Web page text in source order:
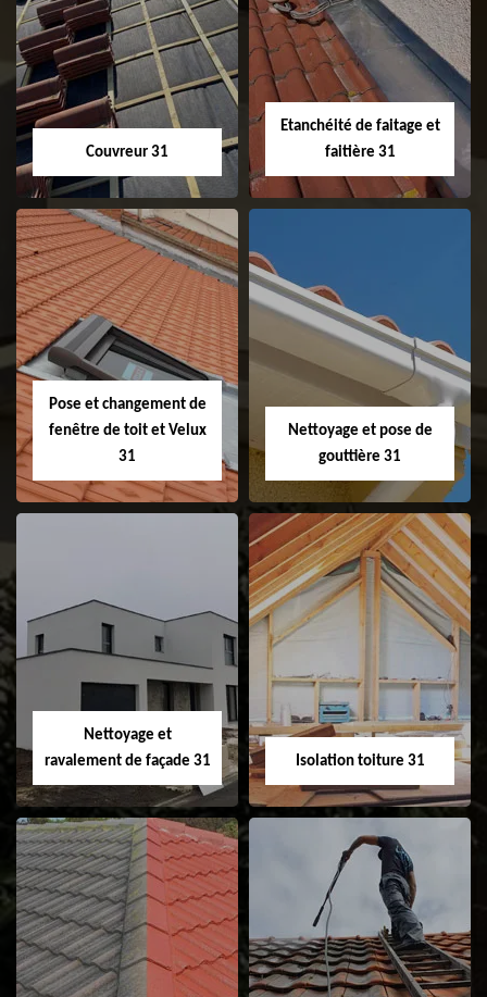
Couvreur 31
Couvreur 31
Etanchéité de faitage et
faitière 31
Etanchéité de
faitage et faitière
31
Pose et changement de
fenêtre de toit et Velux
31
Pose et
changement de
fenêtre de toit et
Velux 31
Nettoyage et pose de
gouttière 31
Nettoyage et pose
Nettoyage et
ravalement de façade 31
Nettoyage et
ravalement de
façade 31
Isolation toiture 31
Isolation toiture 31